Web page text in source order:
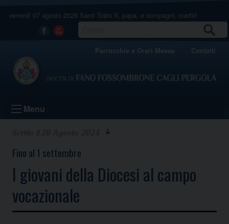
venerdì 07 agosto 2026 Santi Sisto II, papa, e compagni, martiri
Facebook
Youtube
Parrocchie e Orari Messe Contatti
Menu
Fino al 1 settembre
I giovani della Diocesi al campo
vocazionale